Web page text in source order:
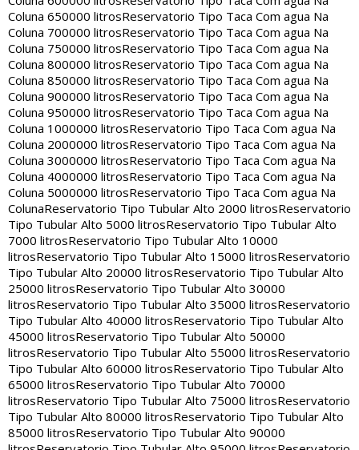
Coluna 650000 litrosReservatorio Tipo Taca Com agua Na
Coluna 700000 litrosReservatorio Tipo Taca Com agua Na
Coluna 750000 litrosReservatorio Tipo Taca Com agua Na
Coluna 800000 litrosReservatorio Tipo Taca Com agua Na
Coluna 850000 litrosReservatorio Tipo Taca Com agua Na
Coluna 900000 litrosReservatorio Tipo Taca Com agua Na
Coluna 950000 litrosReservatorio Tipo Taca Com agua Na
Coluna 1000000 litrosReservatorio Tipo Taca Com agua Na
Coluna 2000000 litrosReservatorio Tipo Taca Com agua Na
Coluna 3000000 litrosReservatorio Tipo Taca Com agua Na
Coluna 4000000 litrosReservatorio Tipo Taca Com agua Na
Coluna 5000000 litrosReservatorio Tipo Taca Com agua Na
ColunaReservatorio Tipo Tubular Alto 2000 litrosReservatorio
Tipo Tubular Alto 5000 litrosReservatorio Tipo Tubular Alto
7000 litrosReservatorio Tipo Tubular Alto 10000
litrosReservatorio Tipo Tubular Alto 15000 litrosReservatorio
Tipo Tubular Alto 20000 litrosReservatorio Tipo Tubular Alto
25000 litrosReservatorio Tipo Tubular Alto 30000
litrosReservatorio Tipo Tubular Alto 35000 litrosReservatorio
Tipo Tubular Alto 40000 litrosReservatorio Tipo Tubular Alto
45000 litrosReservatorio Tipo Tubular Alto 50000
litrosReservatorio Tipo Tubular Alto 55000 litrosReservatorio
Tipo Tubular Alto 60000 litrosReservatorio Tipo Tubular Alto
65000 litrosReservatorio Tipo Tubular Alto 70000
litrosReservatorio Tipo Tubular Alto 75000 litrosReservatorio
Tipo Tubular Alto 80000 litrosReservatorio Tipo Tubular Alto
85000 litrosReservatorio Tipo Tubular Alto 90000